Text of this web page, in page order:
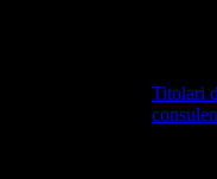
Titolari